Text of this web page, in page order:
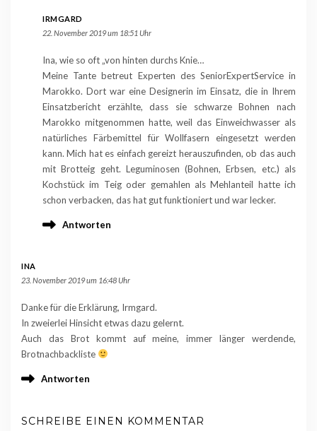
IRMGARD
22. November 2019 um 18:51 Uhr
Ina, wie so oft „von hinten durchs Knie…
Meine Tante betreut Experten des SeniorExpertService in
Marokko. Dort war eine Designerin im Einsatz, die in Ihrem
Einsatzbericht erzählte, dass sie schwarze Bohnen nach
Marokko mitgenommen hatte, weil das Einweichwasser als
natürliches Färbemittel für Wollfasern eingesetzt werden
kann. Mich hat es einfach gereizt herauszufinden, ob das auch
mit Brotteig geht. Leguminosen (Bohnen, Erbsen, etc.) als
Kochstück im Teig oder gemahlen als Mehlanteil hatte ich
schon verbacken, das hat gut funktioniert und war lecker.
Antworten
INA
23. November 2019 um 16:48 Uhr
Danke für die Erklärung, Irmgard.
In zweierlei Hinsicht etwas dazu gelernt.
Auch das Brot kommt auf meine, immer länger werdende,
Brotnachbackliste
Antworten
SCHREIBE EINEN KOMMENTAR